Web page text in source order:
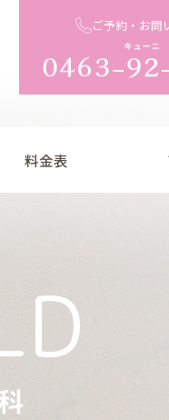
ご予約・お問
料金表